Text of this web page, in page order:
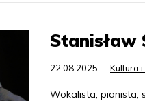
Stanisław
22.08.2025 Kultura
Wokalista, pianista,